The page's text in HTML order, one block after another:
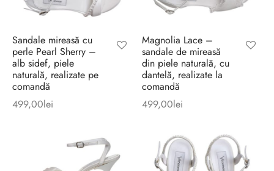
Sandale mireasă cu
perle Pearl Sherry –
alb sidef, piele
naturală, realizate pe
comandă
499,00lei
Magnolia Lace –
sandale de mireasă
din piele naturală, cu
dantelă, realizate la
comandă
499,00lei